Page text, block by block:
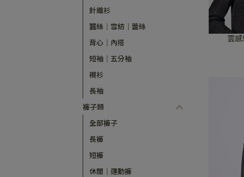
針織衫
蠶絲｜雪紡｜蕾絲
背心｜內搭
短袖｜五分袖
襯衫
長袖
褲子類
全部褲子
長褲
短褲
休閒｜運動褲
雲